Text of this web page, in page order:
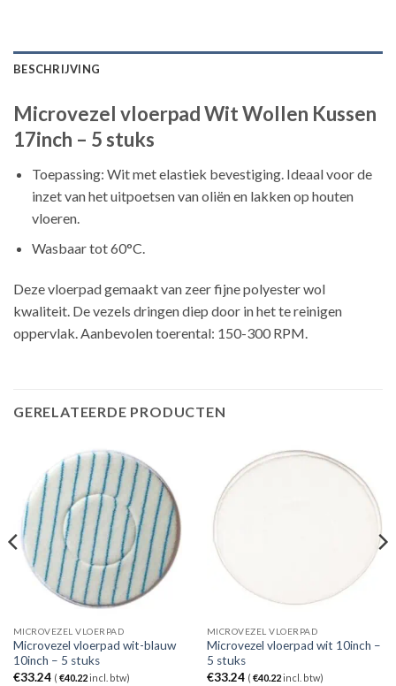
BESCHRIJVING
Microvezel vloerpad Wit Wollen Kussen
17inch – 5 stuks
Toepassing: Wit met elastiek bevestiging. Ideaal voor de
inzet van het uitpoetsen van oliën en lakken op houten
vloeren.
Wasbaar tot 60°C.
Deze vloerpad gemaakt van zeer fijne polyester wol
kwaliteit. De vezels dringen diep door in het te reinigen
oppervlak. Aanbevolen toerental: 150-300 RPM.
GERELATEERDE PRODUCTEN
MICROVEZEL VLOERPAD
Microvezel vloerpad wit-blauw
10inch – 5 stuks
€33.24 ( €40.22incl. btw)
MICROVEZEL VLOERPAD
Microvezel vloerpad wit 10inch –
5 stuks
€33.24 ( €40.22incl. btw)